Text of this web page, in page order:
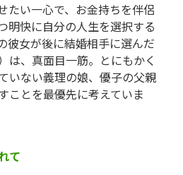
たい一心で、お金持ちを伴侶
明快に自分の人生を選択する
彼女が後に結婚相手に選んだ
は、真面目一筋。とにもかく
いない義理の娘、優子の父親
ことを最優先に考えていま
て